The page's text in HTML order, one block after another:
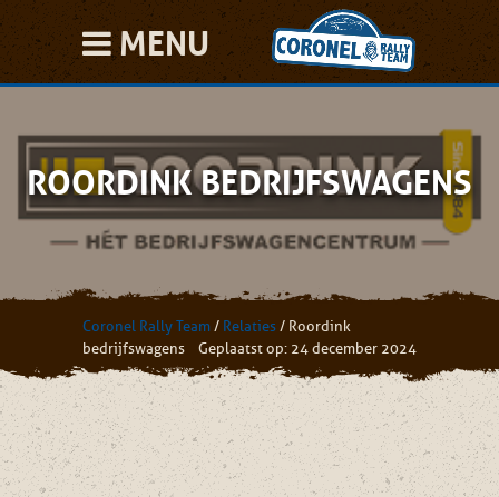
MENU
ROORDINK BEDRIJFSWAGENS
Coronel Rally Team / Relaties / Roordink
bedrijfswagens
Geplaatst op: 24 december 2024